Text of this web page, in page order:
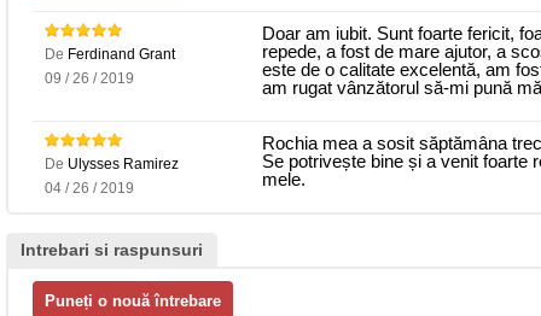
De Ferdinand Grant
09 / 26 / 2019
Doar am iubit. Sunt foarte fericit,
repede, a fost de mare ajutor, a
este de o calitate excelentă, am
am rugat vânzătorul să-mi pună
De Ulysses Ramirez
04 / 26 / 2019
Rochia mea a sosit săptămâna
Se potrivește bine și a venit foarte
mele.
Intrebari si raspunsuri